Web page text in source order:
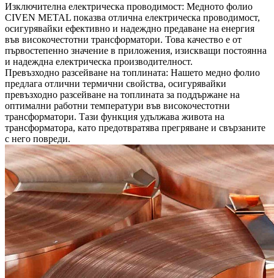
Изключителна електрическа проводимост: Медното фолио
CIVEN METAL показва отлична електрическа проводимост,
осигурявайки ефективно и надеждно предаване на енергия
във високочестотни трансформатори. Това качество е от
първостепенно значение в приложения, изискващи постоянна
и надеждна електрическа производителност.
Превъзходно разсейване на топлината: Нашето медно фолио
предлага отлични термични свойства, осигурявайки
превъзходно разсейване на топлината за поддържане на
оптимални работни температури във високочестотни
трансформатори. Тази функция удължава живота на
трансформатора, като предотвратява прегряване и свързаните
с него повреди.